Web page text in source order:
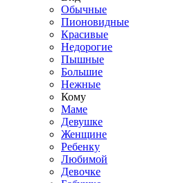
Обычные
Пионовидные
Красивые
Недорогие
Пышные
Большие
Нежные
Кому
Маме
Девушке
Женщине
Ребенку
Любимой
Девочке